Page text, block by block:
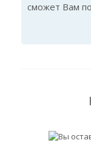
сможет Вам